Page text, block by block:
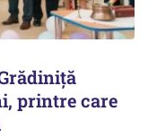
printre care